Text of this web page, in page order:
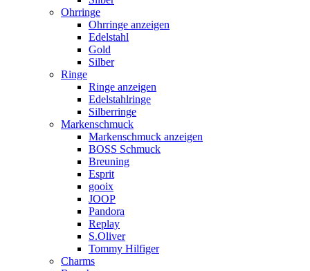
Ohrringe
Ohrringe anzeigen
Edelstahl
Gold
Silber
Ringe
Ringe anzeigen
Edelstahlringe
Silberringe
Markenschmuck
Markenschmuck anzeigen
BOSS Schmuck
Breuning
Esprit
gooix
JOOP
Pandora
Replay
S.Oliver
Tommy Hilfiger
Charms